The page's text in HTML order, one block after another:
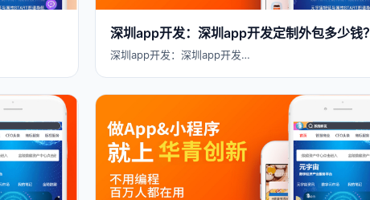
深圳app开发：深圳app开发定制外包多少钱？
深圳app开发：深圳app开发…